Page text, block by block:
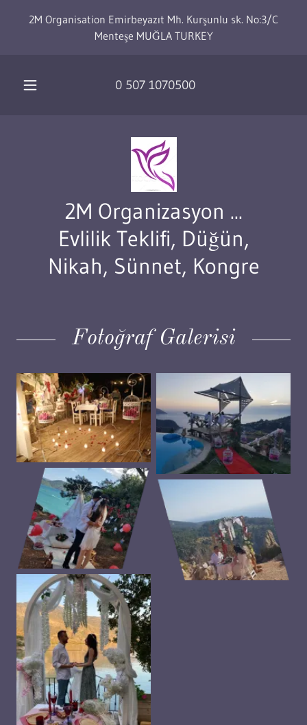
2M Organisation Emirbeyazıt Mh. Kurşunlu sk. No:3/C
Menteşe MUĞLA TURKEY
0 507 1070500
2M Organizasyon ...
Evlilik Teklifi, Düğün,
Nikah, Sünnet, Kongre
Fotoğraf Galerisi